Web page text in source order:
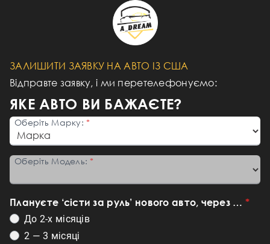
ЗАЛИШИТИ ЗАЯВКУ НА АВТО ІЗ США
Відправте заявку, і ми перетелефонуємо:
ЯКЕ АВТО ВИ БАЖАЄТЕ?
Оберіть Марку:
Оберіть Модель:
Плануєте ‘сісти за руль’ нового авто, через …
До 2-х місяців
2 — 3 місяці